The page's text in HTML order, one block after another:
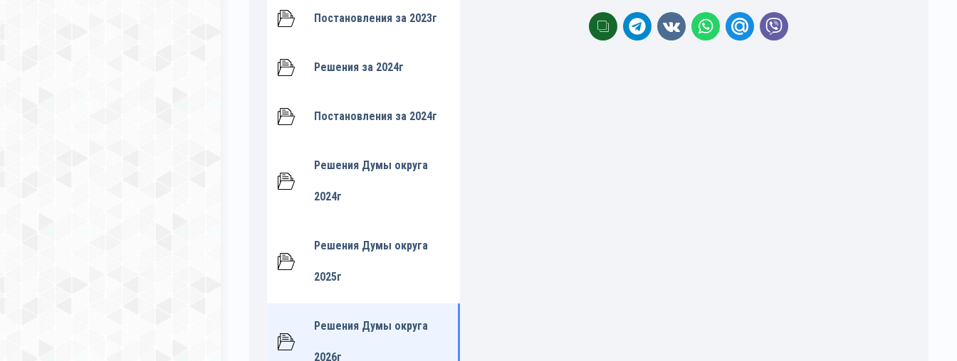
Постановления за 2023г
Решения за 2024г
Постановления за 2024г
Решения Думы округа
2024г
Решения Думы округа
2025г
Решения Думы округа
2026г